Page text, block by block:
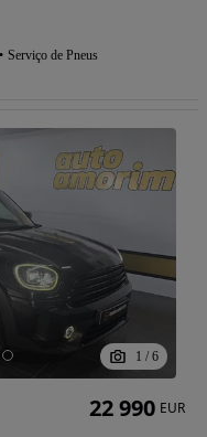
Serviço de Pneus
1 / 6
22 990 EUR